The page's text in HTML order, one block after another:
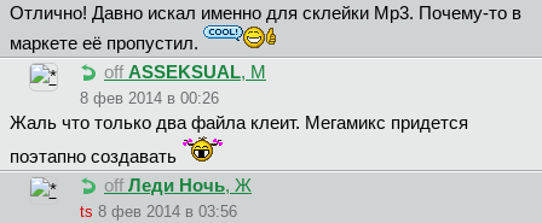
Отлично! Давно искал именно для склейки Мр3. Почему-то в
маркете её пропустил.
off ASSEKSUAL, М
8 фев 2014 в 00:26
Жаль что только два файла клеит. Мегамикс придется
поэтапно создавать
off Леди Ночь, Ж
ts 8 фев 2014 в 03:56